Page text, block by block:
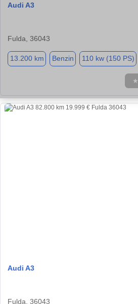
Audi A3
Fulda, 36043
13.200 km Benzin 110 kw (150 PS)
★
Audi A3
Fulda, 36043